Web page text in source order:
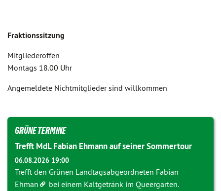
Fraktionssitzung
Mitgliederoffen
Montags 18.00 Uhr
Angemeldete Nichtmitglieder sind willkommen
GRÜNE TERMINE
Trefft MdL Fabian Ehmann auf seiner Sommertour
06.08.2026 19:00
Trefft den Grünen Landtagsabgeordneten Fabian
Ehman
bei einem Kaltgetränk im Queergarten.